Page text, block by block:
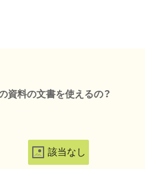
資料の文書を使えるの？
該当なし